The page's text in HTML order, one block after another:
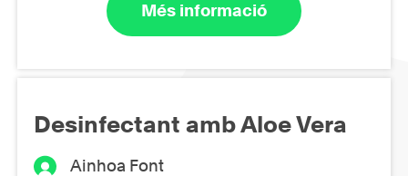
Més informació
Desinfectant amb Aloe Vera
Ainhoa Font